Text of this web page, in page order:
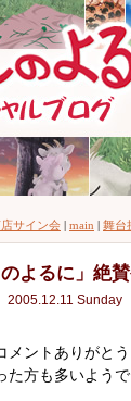
サイン会 | main | 舞台
のよるに」絶
2005.12.11 Sunday
メントありがと
た方も多いよう